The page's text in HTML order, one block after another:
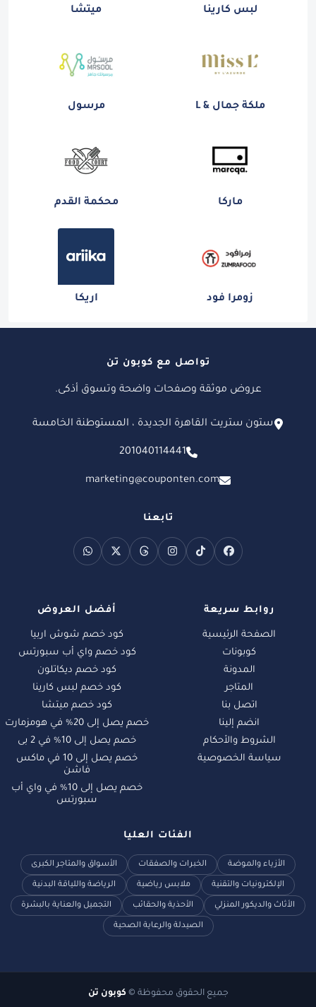
لبس كارينا ميتشا
ملكة جمال & L مرسول
ماركا محكمة القدم
زومرا فود اريكا
تواصل مع كوبون تن
عروض موثقة وصفحات واضحة وتسوق أذكى.
ستون ستريت القاهرة الجديدة ، المستوطنة الخامسة
201040114441
marketing@couponten.com
تابعنا
روابط سريعة
الصفحة الرئيسية
كوبونات
المدونة
المتاجر
اتصل بنا
انضم إلينا
الشروط والأحكام
سياسة الخصوصية
أفضل العروض
كود خصم شوش اربيا
كود خصم واي أب سبورتس
كود خصم ديكاتلون
كود خصم لبس كارينا
كود خصم ميتشا
خصم يصل إلى 20% في هومزمارت
خصم يصل إلى 10% في 2 بى
خصم يصل إلى 10 في ماكس
فاشن
خصم يصل إلى 10% في واي أب
سبورتس
الفئات العليا
الأزياء والموضة الخبرات والصفقات الأسواق والمتاجر الكبرى
الإلكترونيات والتقنية ملابس رياضية الرياضة واللياقة البدنية
الأثاث والديكور المنزلي الأحذية والحقائب التجميل والعناية بالبشرة
الصيدلة والرعاية الصحية
جميع الحقوق محفوظة ©كوبون تن